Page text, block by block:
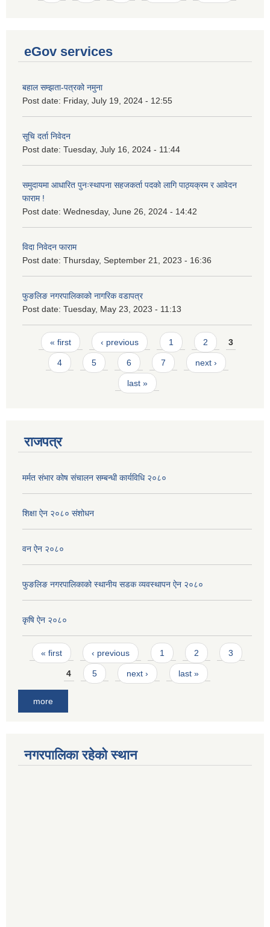
eGov services
बहाल सम्झता-पत्रको नमुना
Post date: Friday, July 19, 2024 - 12:55
सूचि दर्ता निवेदन
Post date: Tuesday, July 16, 2024 - 11:44
समुदायमा आधारित पुनःस्थापना सहजकर्ता पदको लागि पाठ्यक्रम र आवेदन
फाराम !
Post date: Wednesday, June 26, 2024 - 14:42
विदा निवेदन फाराम
Post date: Thursday, September 21, 2023 - 16:36
फुङलिङ नगरपालिकाको नागरिक वडापत्र
Post date: Tuesday, May 23, 2023 - 11:13
Pages
« first ‹ previous 1 2 3
4 5 6 7 next ›
last »
राजपत्र
मर्मत संभार कोष संचालन सम्बन्धी कार्यविधि २०८०
शिक्षा ऐन २०८० संशोधन
वन ऐन २०८०
फुङलिङ नगरपालिकाको स्थानीय सडक व्यवस्थापन ऐन २०८०
कृषि ऐन २०८०
Pages
« first ‹ previous 1 2 3
4 5 next › last »
more
नगरपालिका रहेको स्थान